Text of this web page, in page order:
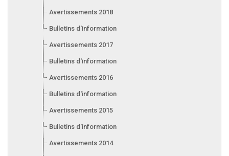
Avertissements 2018
Bulletins d'information 2018
Avertissements 2017
Bulletins d'information 2017
Avertissements 2016
Bulletins d'information 2016
Avertissements 2015
Bulletins d'information 2015
Avertissements 2014